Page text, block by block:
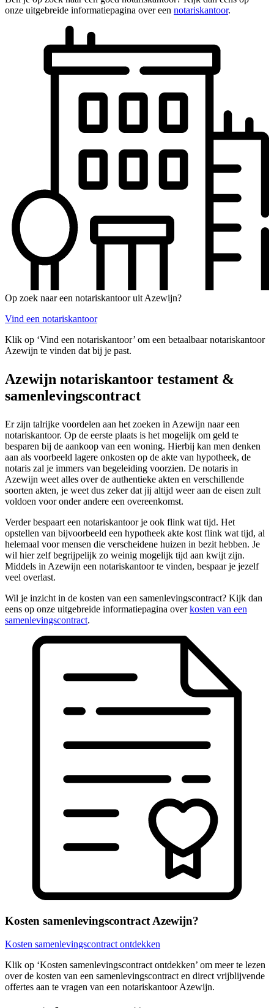
onze uitgebreide informatiepagina over een notariskantoor.
Op zoek naar een notariskantoor uit Azewijn?
Vind een notariskantoor
Klik op ‘Vind een notariskantoor’ om een betaalbaar notariskantoor
Azewijn te vinden dat bij je past.
Azewijn notariskantoor testament &
samenlevingscontract
Er zijn talrijke voordelen aan het zoeken in Azewijn naar een
notariskantoor. Op de eerste plaats is het mogelijk om geld te
besparen bij de aankoop van een woning. Hierbij kan men denken
aan als voorbeeld lagere onkosten op de akte van hypotheek, de
notaris zal je immers van begeleiding voorzien. De notaris in
Azewijn weet alles over de authentieke akten en verschillende
soorten akten, je weet dus zeker dat jij altijd weer aan de eisen zult
voldoen voor onder andere een overeenkomst.
Verder bespaart een notariskantoor je ook flink wat tijd. Het
opstellen van bijvoorbeeld een hypotheek akte kost flink wat tijd, al
helemaal voor mensen die verscheidene huizen in bezit hebben. Je
wil hier zelf begrijpelijk zo weinig mogelijk tijd aan kwijt zijn.
Middels in Azewijn een notariskantoor te vinden, bespaar je jezelf
veel overlast.
Wil je inzicht in de kosten van een samenlevingscontract? Kijk dan
eens op onze uitgebreide informatiepagina overkosten van een
samenlevingscontract.
Kosten samenlevingscontract Azewijn?
Kosten samenlevingscontract ontdekken
Klik op ‘Kosten samenlevingscontract ontdekken’ om meer te lezen
over de kosten van een samenlevingscontract en direct vrijblijvende
offertes aan te vragen van een notariskantoor Azewijn.